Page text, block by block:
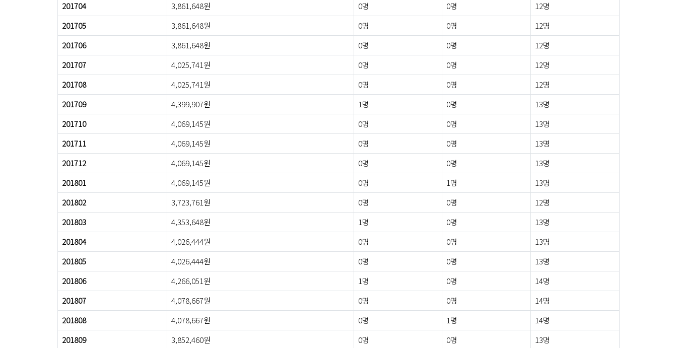
201704
3,861,648원 0명 0명
12명
201705
3,861,648원 0명 0명
12명
201706
3,861,648원 0명 0명
12명
201707
4,025,741원 0명 0명
12명
201708
4,025,741원 0명 0명
12명
201709
4,399,907원 1명 0명
13명
201710
4,069,145원 0명 0명
13명
201711
4,069,145원 0명 0명
13명
201712
4,069,145원 0명 0명
13명
201801
4,069,145원 0명 1명
13명
201802
3,723,761원 0명 0명
12명
201803
4,353,648원 1명 0명
13명
201804
4,026,444원 0명 0명
13명
201805
4,026,444원 0명 0명
13명
201806
4,266,051원 1명 0명
14명
201807
4,078,667원 0명 0명
14명
201808
4,078,667원 0명 1명
14명
201809
3,852,460원 0명 0명
13명